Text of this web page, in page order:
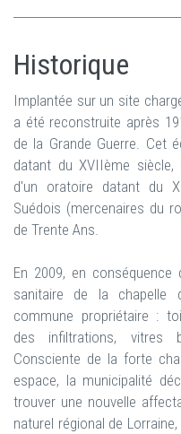
Historique
Implantée sur un site
a été reconstruite après
de la Grande Guerre. Cet
datant du XVIIème
d'un oratoire datant du
Suédois (mercenaires du
de Trente Ans.
En 2009, en conséquence
sanitaire de la chapelle
commune propriétaire :
des infiltrations, vitres
Consciente de la forte
espace, la municipalité
trouver une nouvelle
naturel régional de